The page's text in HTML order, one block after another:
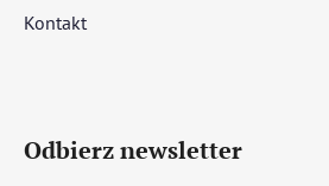
Kontakt
Odbierz newsletter